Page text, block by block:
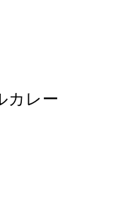
カレー